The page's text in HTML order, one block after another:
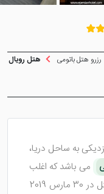
رزرو هتل باتومی هتل رویال
به ساحل دریا،
می باشد که اغلب
به گردشگران پیشنهاد می شود. این هتل در 30 مارس 2019